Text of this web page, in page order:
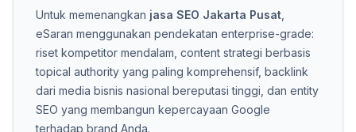
Untuk memenangkan jasa SEO Jakarta Pusat
eSaran menggunakan pendekatan enterprise-grade:
riset kompetitor mendalam, content strategi berbasis
topical authority yang paling komprehensif, backlink
dari media bisnis nasional bereputasi tinggi, dan entity
SEO yang membangun kepercayaan Google
terhadap brand Anda.